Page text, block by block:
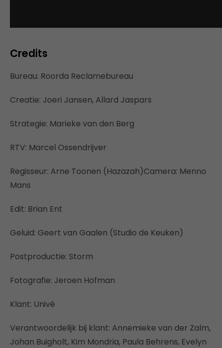
Credits
Bureau: Roorda Reclamebureau
Creatie: Joeri Jansen, Allard Jaspars
Strategie: Marieke van den Berg
RTV: Marcel Ossendrijver
Regisseur: Arne Toonen (Hazazah)Camera: Menno
Mans
Edit: Brian Ent
Geluid: Geert van Gaalen (Studio de Keuken)
Postproductie: Storm
Fotografie: Jeroen Hofman
Klant: Univé
Verantwoordelijk bij klant: Annemieke van der Zalm,
Johan Buigholt, Kim Mondria, Paula Behrens, Evelyn